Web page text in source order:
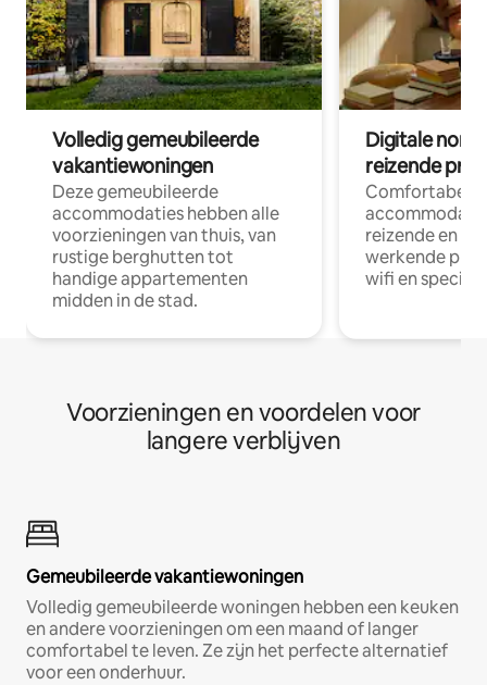
Volledig gemeubileerde
vakantiewoningen
Deze gemeubileerde
accommodaties hebben alle
voorzieningen van thuis, van
rustige berghutten tot
handige appartementen
midden in de stad.
Digitale
reizende
Comfortabele
reizende en
werkende
wifi en
Voorzieningen en voordelen voor
langere verblijven
Gemeubileerde vakantiewoningen
Volledig gemeubileerde woningen hebben een keuken
en andere voorzieningen om een maand of langer
comfortabel te leven. Ze zijn het perfecte alternatief
voor een onderhuur.